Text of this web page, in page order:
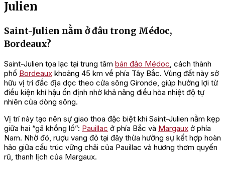
Julien
Saint-Julien nằm ở đâu trong Médoc,
Bordeaux?
Saint-Julien tọa lạc tại trung tâm bán đảo Médoc, cách thành
phố Bordeaux khoảng 45 km về phía Tây Bắc. Vùng đất này sở
hữu vị trí đắc địa dọc theo cửa sông Gironde, giúp hưởng lợi từ
điều kiện khí hậu ổn định nhờ khả năng điều hòa nhiệt độ tự
nhiên của dòng sông.
Vị trí này tạo nên sự giao thoa đặc biệt khi Saint-Julien nằm kẹp
giữa hai “gã khổng lồ”: Pauillac ở phía Bắc và Margaux ở phía
Nam. Nhờ đó, rượu vang đỏ tại đây thừa hưởng sự kết hợp hoàn
hảo giữa cấu trúc vững chãi của Pauillac và hương thơm quyến
rũ, thanh lịch của Margaux.